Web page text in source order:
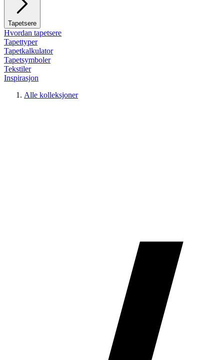
Tapetsere
Hvordan tapetsere
Tapettyper
Tapetkalkulator
Tapetsymboler
Tekstiler
Inspirasjon
Alle kolleksjoner